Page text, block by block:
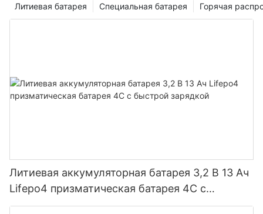
Горячая
Специальная батарея
Литиевая батарея
Литиевая аккумуляторная батарея 3,2 В 13 Ач
Lifepo4 призматическая батарея 4C с
быстрой зарядкой